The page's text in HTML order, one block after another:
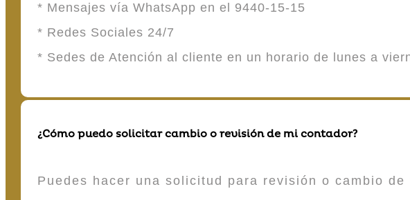
* Mensajes vía WhatsApp en el 9440-15-15
* Redes Sociales 24/7
* Sedes de Atención al cliente en un horario de lunes a
¿Cómo puedo solicitar cambio o revisión de mi contador?
Puedes hacer una solicitud para revisión o cambio